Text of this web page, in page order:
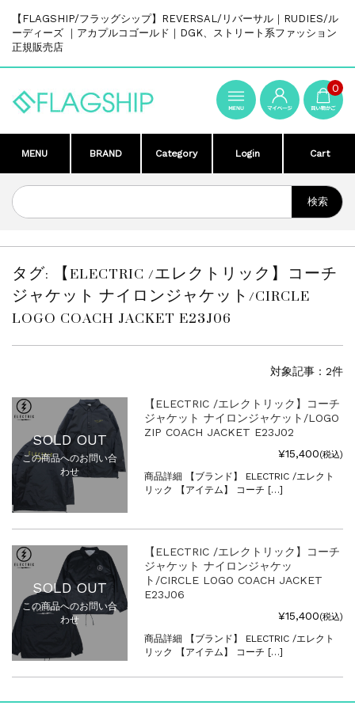
【FLAGSHIP/フラッグシップ】REVERSAL/リバーサル｜RUDIES/ル
ーディーズ ｜アカプルコゴールド｜DGK、ストリート系ファッション
正規販売店
0
MENU BRAND Category Login Cart
タグ: 【ELECTRIC /エレクトリック】コーチ
ジャケット ナイロンジャケット/CIRCLE
LOGO COACH JACKET E23J06
対象記事：2件
SOLD OUT
この商品へのお問い合
わせ
【ELECTRIC /エレクトリック】コーチ
ジャケット ナイロンジャケット/LOGO
ZIP COACH JACKET E23J02
¥15,400(税込)
商品詳細 【ブランド】 ELECTRIC /エレクト
リック 【アイテム】 コーチ […]
SOLD OUT
この商品へのお問い合
わせ
【ELECTRIC /エレクトリック】コーチ
ジャケット ナイロンジャケッ
ト/CIRCLE LOGO COACH JACKET
E23J06
¥15,400(税込)
商品詳細 【ブランド】 ELECTRIC /エレクト
リック 【アイテム】 コーチ […]